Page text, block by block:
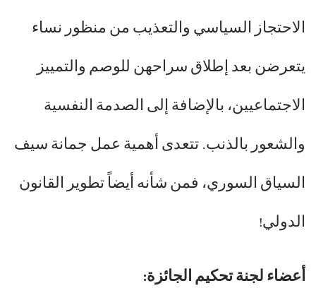
الاحتجاز السياسي والتعذيب من منظور نساء
يتعرضن بعد إطلاق سراحهن للوصم والتمييز
الاجتماعيين، بالإضافة إلى الصدمة النفسية
والشعور بالذنب. تتعدى أهمية عمل جمانة سيف
السياق السوري، فمن شأنه أيضاً تطوير القانون
الدولي!
أعضاء لجنة تحكيم الجائزة: